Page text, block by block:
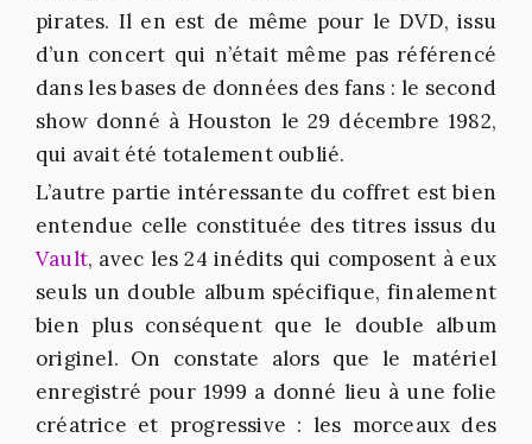
pirates. Il en est de même pour le DVD, issu
d’un concert qui n’était même pas référencé
dans les bases de données des fans : le second
show donné à Houston le 29 décembre 1982,
qui avait été totalement oublié.
L’autre partie intéressante du coffret est bien
entendue celle constituée des titres issus du
Vault, avec les 24 inédits qui composent à eux
seuls un double album spécifique, finalement
bien plus conséquent que le double album
originel. On constate alors que le matériel
enregistré pour 1999 a donné lieu à une folie
créatrice et progressive : les morceaux des